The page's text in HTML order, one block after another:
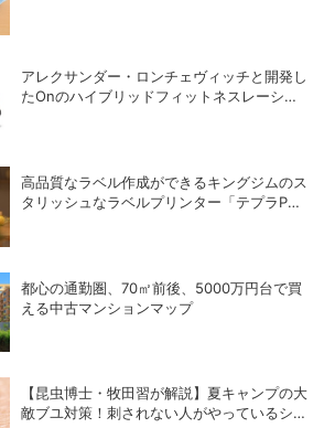
アレクサンダー・ロンチェヴィッチと開発し
たOnのハイブリッドフィットネスレーシン
高品質なラベル作成ができるキングジムのス
タリッシュなラベルプリンター「テプラPRO
都心の通勤圏、70㎡前後、5000万円台で買
える中古マンションマップ
【昆虫博士・牧田習が解説】夏キャンプの大
敵ブユ対策！刺されない人がやっているシン